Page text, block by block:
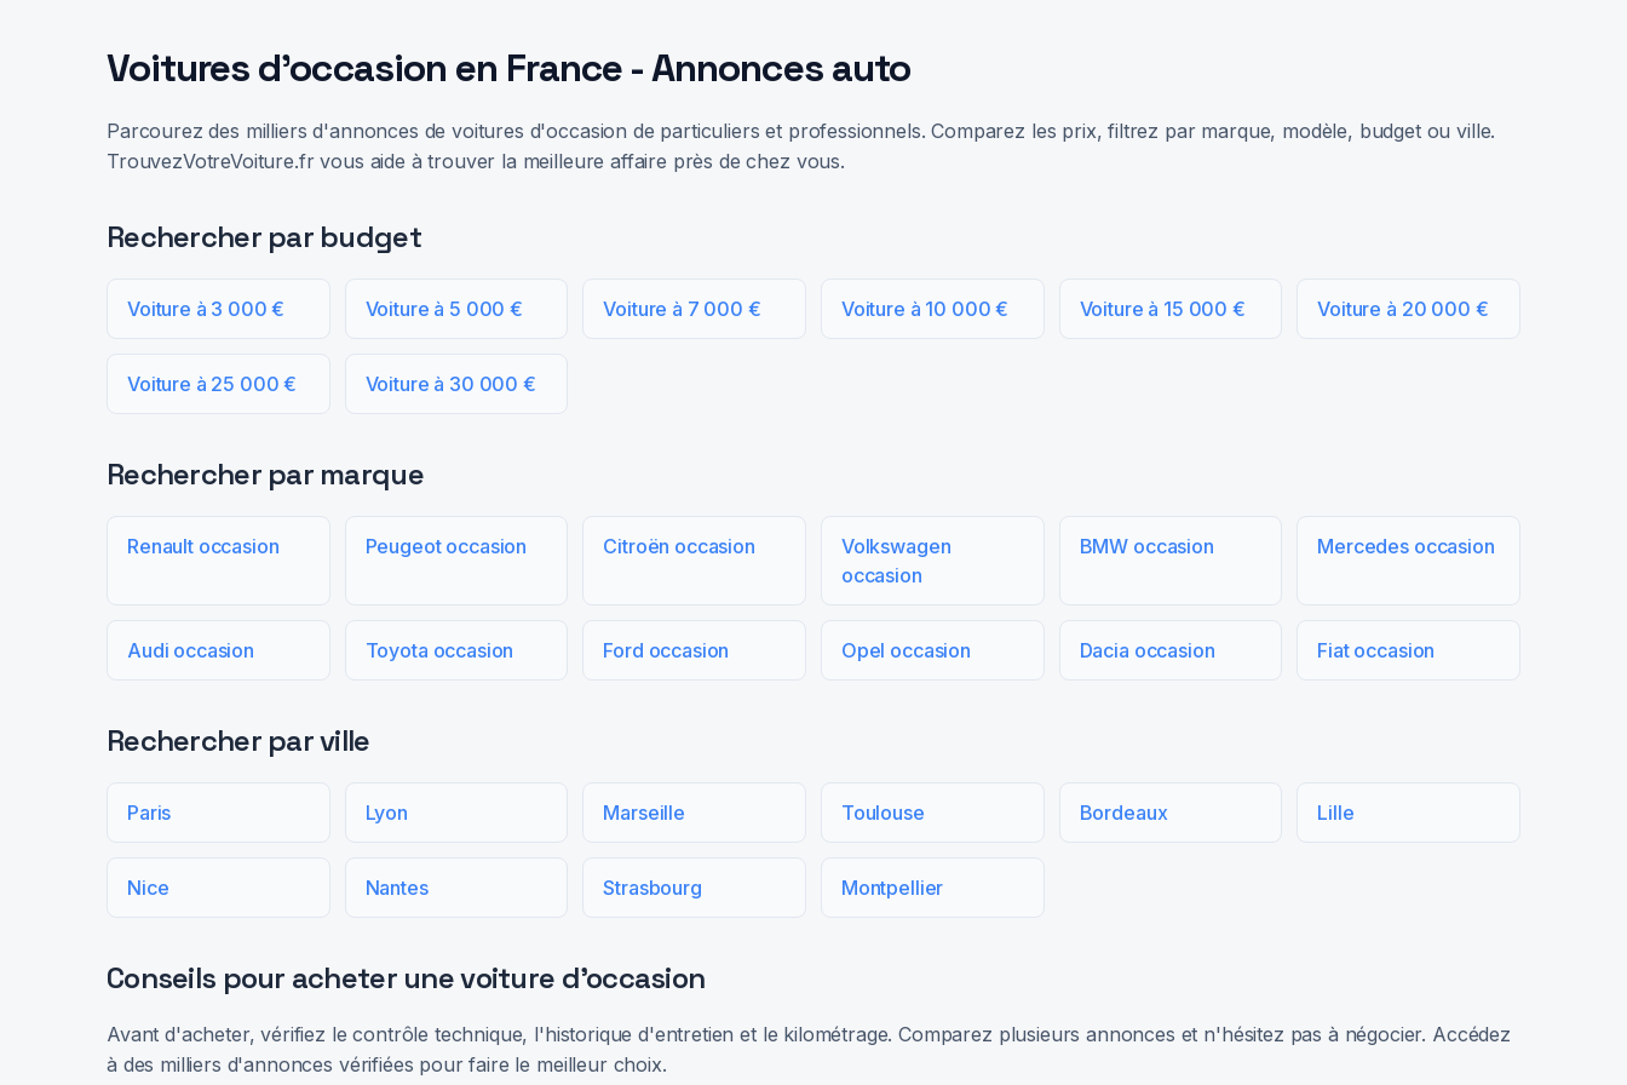
Voitures d'occasion en France - Annonces auto
Parcourez des milliers d'annonces de voitures d'occasion de particuliers et professionnels. Comparez les prix, filtrez par marque, modèle, budget ou ville.
TrouvezVotreVoiture.fr vous aide à trouver la meilleure affaire près de chez vous.
Rechercher par budget
Voiture à 3 000 € Voiture à 5 000 € Voiture à 7 000 € Voiture à 10 000 € Voiture à 15 000 € Voiture à 20 000 €
Voiture à 25 000 € Voiture à 30 000 €
Rechercher par marque
Renault occasion Peugeot occasion Citroën occasion
Volkswagen
occasion
BMW occasion Mercedes occasion
Audi occasion Toyota occasion Ford occasion Opel occasion Dacia occasion Fiat occasion
Rechercher par ville
Paris Lyon Marseille Toulouse Bordeaux Lille
Nice Nantes Strasbourg Montpellier
Conseils pour acheter une voiture d'occasion
Avant d'acheter, vérifiez le contrôle technique, l'historique d'entretien et le kilométrage. Comparez plusieurs annonces et n'hésitez pas à négocier. Accédez
à des milliers d'annonces vérifiées pour faire le meilleur choix.